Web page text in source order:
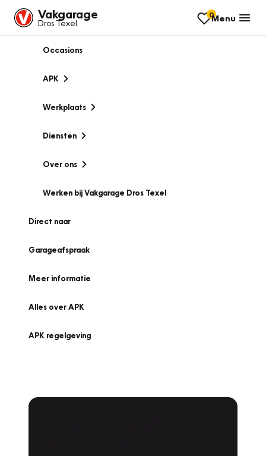
Vakgarage
Dros Texel
0Menu
Occasions
APK
Werkplaats
Diensten
Over ons
Werken bij Vakgarage Dros Texel
Direct naar
Garageafspraak
Meer informatie
Alles over APK
APK regelgeving